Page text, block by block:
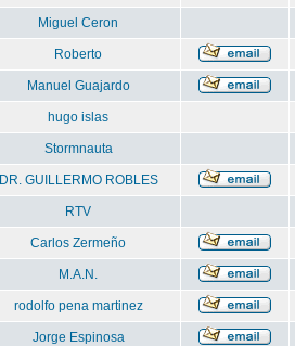
Miguel Ceron
Roberto
Manuel Guajardo
hugo islas
Stormnauta
DR. GUILLERMO ROBLES
RTV
Carlos Zermeño
M.A.N.
rodolfo pena martinez
Jorge Espinosa